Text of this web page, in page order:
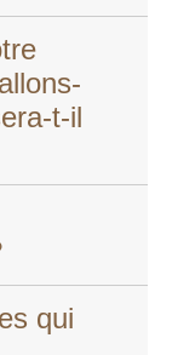
t-il
qui